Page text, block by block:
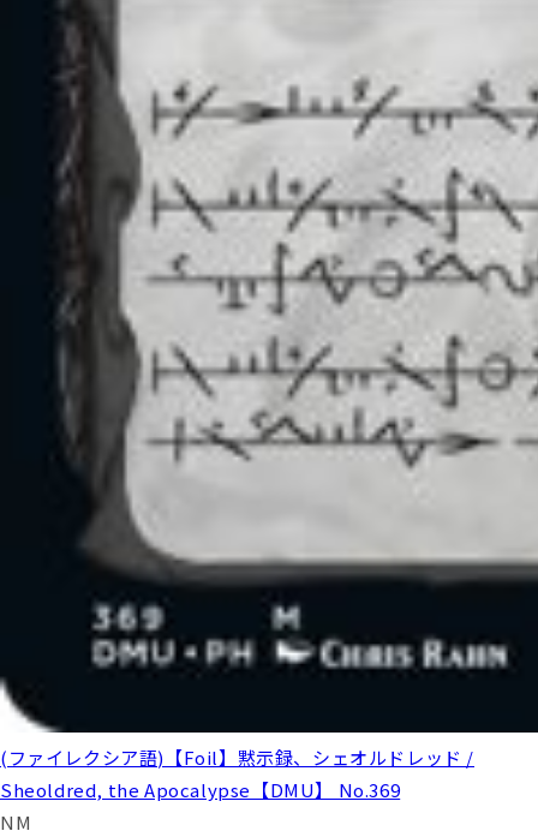
(ファイレクシア語)【Foil】黙示録、シェオルドレッド /
Sheoldred, the Apocalypse【DMU】 No.369
NM